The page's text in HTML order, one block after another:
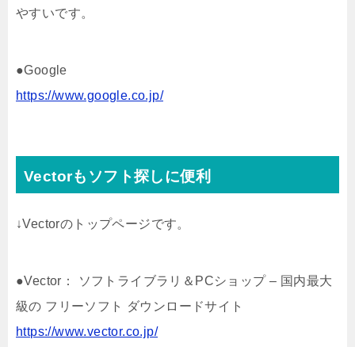
やすいです。
●Google
https://www.google.co.jp/
Vectorもソフト探しに便利
↓Vectorのトップページです。
●Vector： ソフトライブラリ＆PCショップ – 国内最大
級の フリーソフト ダウンロードサイト
https://www.vector.co.jp/